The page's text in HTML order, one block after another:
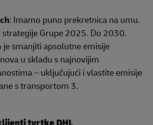
: Imamo puno prekretnica na umu.
strategije Grupe 2025. Do 2030.
je smanjiti apsolutne emisije
u skladu s najnovijim
– uključujući i vlastite emisije
s transportom 3.